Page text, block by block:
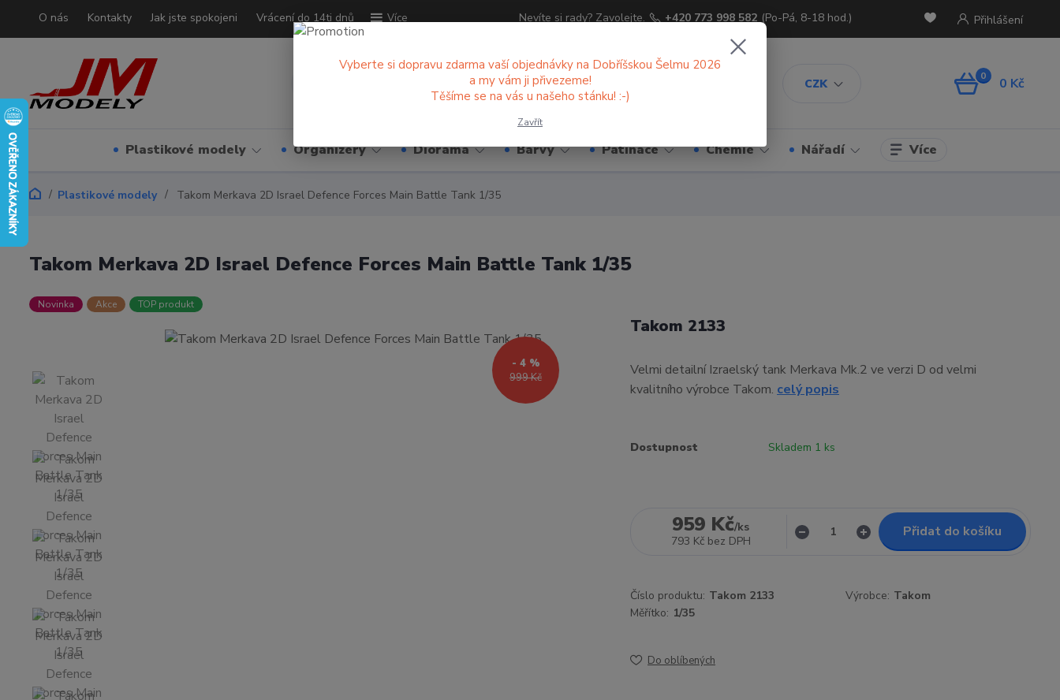
O nás Kontakty Jak jste spokojeni Vrácení do 14ti dnů Více
CZK
Přihlášení
Nevíte si rady? Zavolejte. +420 773 998 582 (Po-Pá, 8-18 hod.)
0 0 Kč
Plastikové modely Organizéry Diorama Barvy Patinace Chemie Nářadí Více
Plastikové modely Takom Merkava 2D Israel Defence Forces Main Battle Tank 1/35
Takom Merkava 2D Israel Defence Forces Main Battle Tank 1/35
Novinka Akce TOP produkt
999 Kč
- 4 %
Takom 2133
Velmi detailní Izraelský tank Merkava Mk.2 ve verzi D od velmi
kvalitního výrobce Takom. celý popis
Dostupnost Skladem 1 ks
959 Kč/ks
793 Kč bez DPH
Přidat do košíku
Číslo produktu: Takom 2133 Výrobce: Takom
Měřítko: 1/35
Do oblíbených
Vyberte si dopravu zdarma vaší objednávky na Dobříšskou Šelmu 2026
a my vám ji přivezeme!
Těšíme se na vás u našeho stánku! :-)
Zavřít